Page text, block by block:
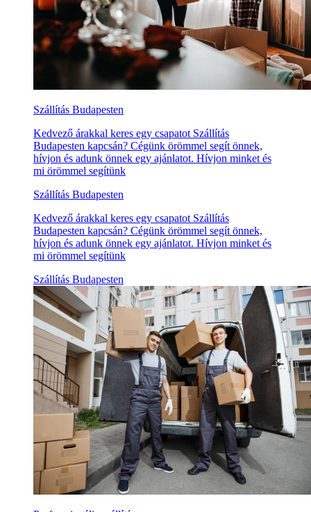
Szállítás Budapesten
Kedvező árakkal keres egy csapatot Szállítás
Budapesten kapcsán? Cégünk örömmel segít önnek,
hívjon és adunk önnek egy ajánlatot. Hívjon minket és
mi örömmel segítünk
Szállítás Budapesten
Kedvező árakkal keres egy csapatot Szállítás
Budapesten kapcsán? Cégünk örömmel segít önnek,
hívjon és adunk önnek egy ajánlatot. Hívjon minket és
mi örömmel segítünk
Szállítás Budapesten